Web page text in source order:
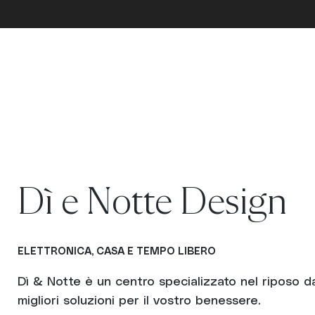
Dì e Notte Design
ELETTRONICA, CASA E TEMPO LIBERO
Dì & Notte è un centro specializzato nel riposo
migliori soluzioni per il vostro benessere.